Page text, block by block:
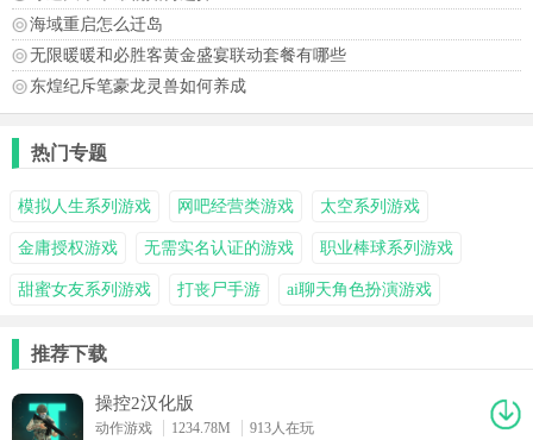
海域重启怎么迁岛
无限暖暖和必胜客黄金盛宴联动套餐有哪些
东煌纪斥笔豪龙灵兽如何养成
热门专题
模拟人生系列游戏 网吧经营类游戏 太空系列游戏
金庸授权游戏 无需实名认证的游戏 职业棒球系列游戏
甜蜜女友系列游戏 打丧尸手游 ai聊天角色扮演游戏
推荐下载
操控2汉化版
动作游戏 1234.78M
913人在玩